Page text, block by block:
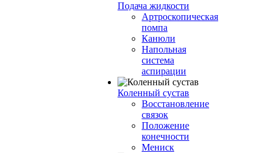
Подача жидкости
Артроскопическая
помпа
Канюли
Напольная
система
аспирации
Коленный сустав
Восстановление
связок
Положение
конечности
Мениск